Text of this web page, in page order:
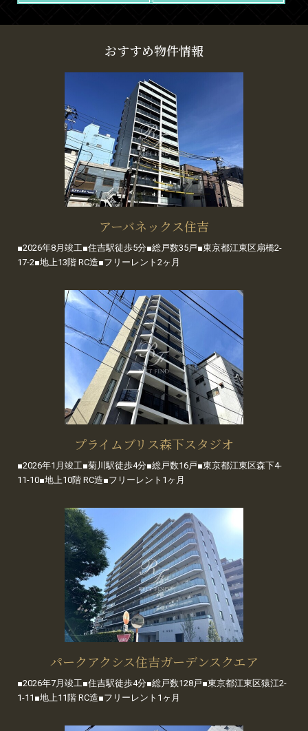
おすすめ物件情報
アーバネックス住吉
■2026年8月竣工■住吉駅徒歩5分■総戸数35戸■東京都江東区扇橋2-
17-2■地上13階 RC造■フリーレント2ヶ月
プライムブリス森下スタジオ
■2026年1月竣工■菊川駅徒歩4分■総戸数16戸■東京都江東区森下4-
11-10■地上10階 RC造■フリーレント1ヶ月
パークアクシス住吉ガーデンスクエア
■2026年7月竣工■住吉駅徒歩4分■総戸数128戸■東京都江東区猿江2-
1-11■地上11階 RC造■フリーレント1ヶ月